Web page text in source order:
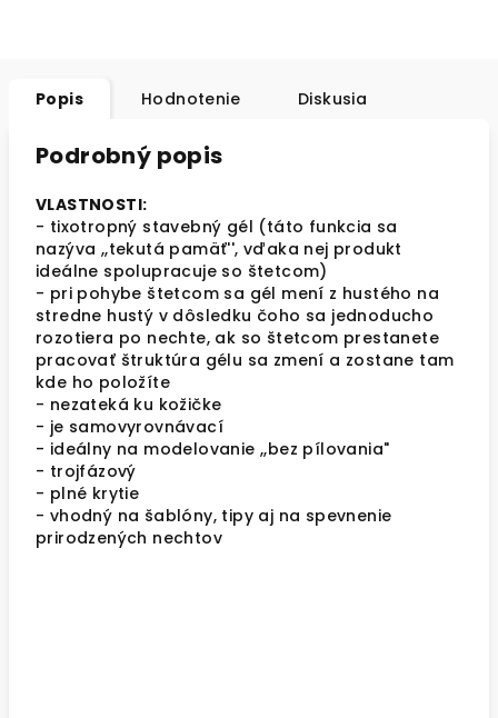
Popis Hodnotenie Diskusia
Podrobný popis
VLASTNOSTI:
- tixotropný stavebný gél (táto funkcia sa
nazýva ,,tekutá pamäť'', vďaka nej produkt
ideálne spolupracuje so štetcom)
- pri pohybe štetcom sa gél mení z hustého na
stredne hustý v dôsledku čoho sa jednoducho
rozotiera po nechte, ak so štetcom prestanete
pracovať štruktúra gélu sa zmení a zostane tam
kde ho položíte
- nezateká ku kožičke
- je samovyrovnávací
- ideálny na modelovanie ,,bez pílovania"
- trojfázový
- plné krytie
- vhodný na šablóny, tipy aj na spevnenie
prirodzených nechtov